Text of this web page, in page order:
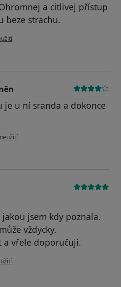
a citlivej přístup
beze strachu.
uživatele host
je u ní sranda a dokonce
uživatele Váš účet byl odstraněn
jsem kdy poznala.
vždycky.
a vřele doporučuji.
Pacient